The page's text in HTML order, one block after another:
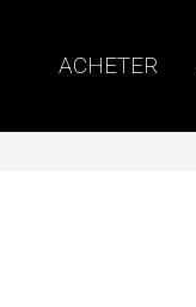
ACHETER